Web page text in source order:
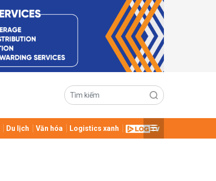
Du lịch Văn hóa Logistics xanh